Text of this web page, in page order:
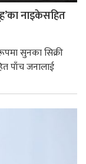
नाइकेसहित
सुनका सिक्री
पाँच जनालाई